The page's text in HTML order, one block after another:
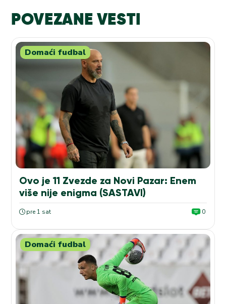
POVEZANE VESTI
Domaći fudbal
Ovo je 11 Zvezde za Novi Pazar: Enem
više nije enigma (SASTAVI)
pre 1 sat 0
Domaći fudbal